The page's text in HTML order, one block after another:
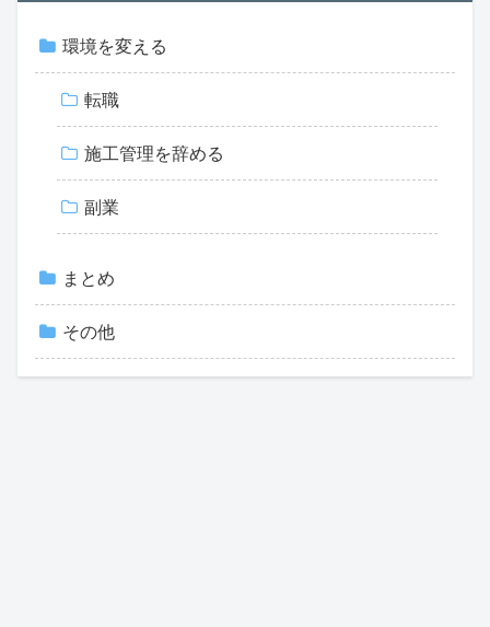
環境を変える
転職
施工管理を辞める
副業
まとめ
その他